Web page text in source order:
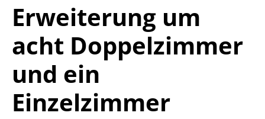
Förderangebote
Magazin
Erweiterung um
acht Doppelzimmer
und ein
Einzelzimmer